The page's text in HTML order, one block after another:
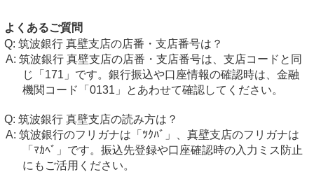
よくあるご質問
筑波銀行 真壁支店の店番・支店番号は？
筑波銀行 真壁支店の店番・支店番号は、支店コードと同
じ「171」です。銀行振込や口座情報の確認時は、金融
機関コード「0131」とあわせて確認してください。
筑波銀行 真壁支店の読み方は？
筑波銀行のフリガナは「ﾂｸﾊﾞ」、真壁支店のフリガナは
「ﾏｶﾍﾞ」です。振込先登録や口座確認時の入力ミス防止
にもご活用ください。